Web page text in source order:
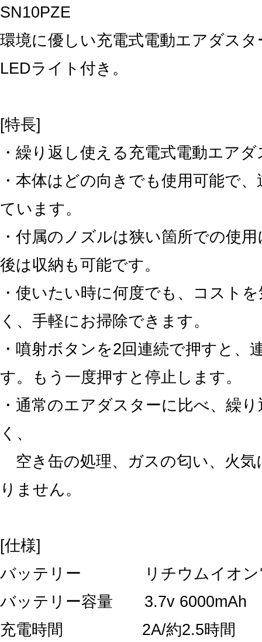
SN10PZE
環境に優しい充電式電動エアダスタ
LEDライト付き。
[特長]
・繰り返し使える充電式電動エア
・本体はどの向きでも使用可能で
ています。
・付属のノズルは狭い箇所での使
後は収納も可能です。
・使いたい時に何度でも、コスト
く、手軽にお掃除できます。
・噴射ボタンを2回連続で押すと、
す。もう一度押すと停止します。
・通常のエアダスターに比べ、繰
く、
空き缶の処理、ガスの匂い、火気
りません。
[仕様]
バッテリー リチウムイオン
バッテリー容量 3.7v 6000mAh
充電時間 2A/約2.5時間